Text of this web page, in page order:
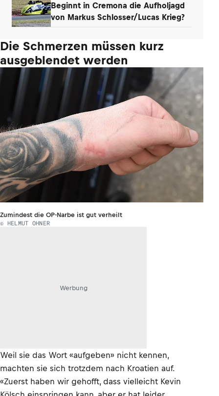
Beginnt in Cremona die Aufholjagd
von Markus Schlosser/Lucas Krieg?
Die Schmerzen müssen kurz
ausgeblendet werden
Zumindest die OP-Narbe ist gut verheilt
© HELMUT OHNER
Werbung
Weil sie das Wort «aufgeben» nicht kennen,
machten sie sich trotzdem nach Kroatien auf.
«Zuerst haben wir gehofft, dass vielleicht Kevin